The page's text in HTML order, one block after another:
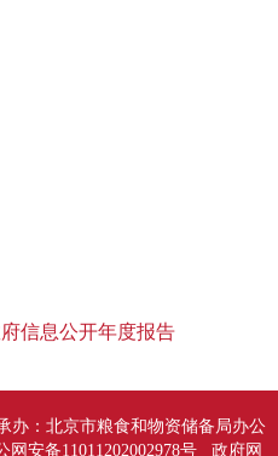
信息公开年度报告
办：北京市粮食和物资储备局办公
网安备11011202002978号政府网